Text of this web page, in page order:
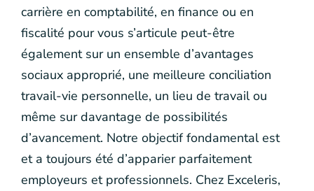
carrière en comptabilité, en finance ou en
fiscalité pour vous s’articule peut-être
également sur un ensemble d’avantages
sociaux approprié, une meilleure conciliation
travail-vie personnelle, un lieu de travail ou
même sur davantage de possibilités
d’avancement. Notre objectif fondamental est
et a toujours été d’apparier parfaitement
employeurs et professionnels. Chez Exceleris,